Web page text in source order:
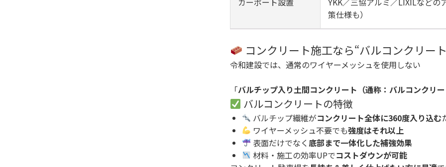
策仕様も）
コンクリート施工なら“バルコンクリー
令和建設では、通常のワイヤーメッシュを使用しない
「バルチップ入り土間コンクリート（通称：バルコンクリー
バルコンクリートの特徴
バルチップ繊維がコンクリート全体に360度入り込む
ワイヤーメッシュ不要でも強度はそれ以上
表面だけでなく 底部まで一体化した補強効果
材料・施工の効率UPでコストダウンが可能